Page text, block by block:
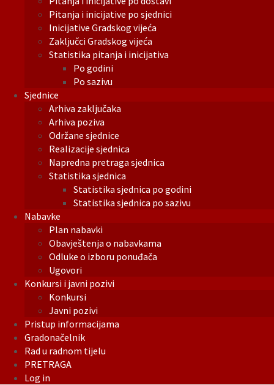
Pitanja i inicijative po sjednici
Inicijative Gradskog vijeća
Zaključci Gradskog vijeća
Statistika pitanja i inicijativa
Po godini
Po sazivu
Sjednice
Arhiva zaključaka
Arhiva poziva
Održane sjednice
Realizacije sjednica
Napredna pretraga sjednica
Statistika sjednica
Statistika sjednica po godini
Statistika sjednica po sazivu
Nabavke
Plan nabavki
Obavještenja o nabavkama
Odluke o izboru ponuđača
Ugovori
Konkursi i javni pozivi
Konkursi
Javni pozivi
Pristup informacijama
Gradonačelnik
Rad u radnom tijelu
PRETRAGA
Log in